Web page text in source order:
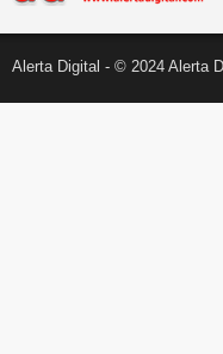
Alerta Digital - © 2024 Alerta